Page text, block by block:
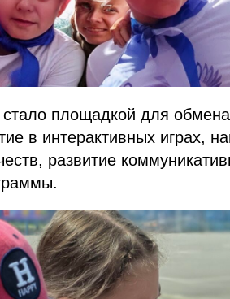
площадкой для
в интерактивных играх,
развитие